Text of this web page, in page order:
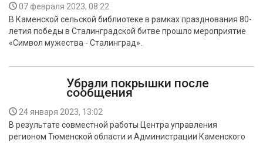
07 февраля 2023, 08:22
В Каменской сельской библиотеке в рамках празднования 80-
летия победы в Сталинградской битве прошло мероприятие
«Символ мужества - Сталинград».
Убрали покрышки после
сообщения
24 января 2023, 13:02
В результате совместной работы Центра управления
регионом Тюменской области и Администрации Каменского